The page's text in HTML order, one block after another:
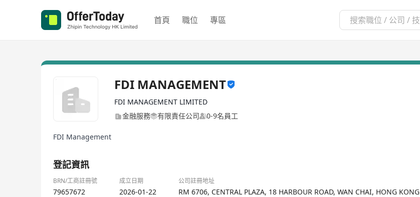
首頁 職位 專區
FDI MANAGEMENT
FDI MANAGEMENT LIMITED
金融服務
有限責任公司 0-9名員工
FDI Management
登記資訊
BRN/工商註冊號 成立日期 公司註冊地址
79657672 2026-01-22 RM 6706, CENTRAL PLAZA, 18 HARBOUR ROAD, WAN CHAI, HONG KONG